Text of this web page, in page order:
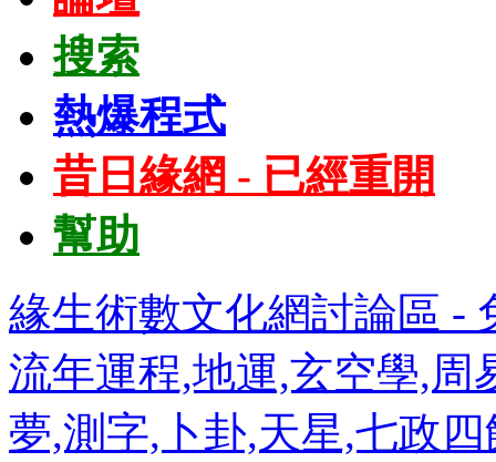
搜索
熱爆程式
昔日緣網 - 已經重開
幫助
緣生術數文化網討論區 -
流年運程,地運,玄空學,周
夢,測字,卜卦,天星,七政